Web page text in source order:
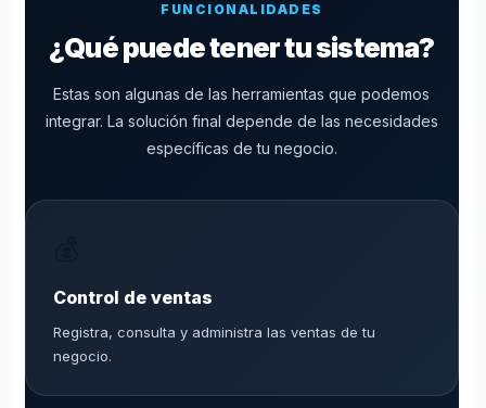
FUNCIONALIDADES
¿Qué puede tener tu sistema?
Estas son algunas de las herramientas que podemos
integrar. La solución final depende de las necesidades
específicas de tu negocio.
Control de ventas
Registra, consulta y administra las ventas de tu
negocio.